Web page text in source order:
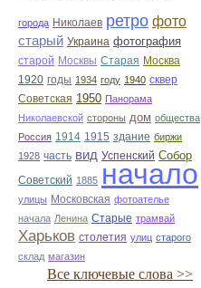
города Николаев ретро фото
старый Украина фотография
старой Москвы Старая Москва
1920 годы 1934 году 1940 сквер
Советская 1950 Панорама
Николаевской стороны дом общества
Россия 1914 1915 здание биржи
1928 часть вид Успенский Собор
Советский 1885 начало
улицы Московская фотоателье
начала Ленина Старые трамвай
Харьков столетия улиц старого
склад магазин
Все ключевые слова >>